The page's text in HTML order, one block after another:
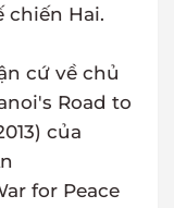
chiến Hai.
cứ về chủ
Road to
của
for Peace